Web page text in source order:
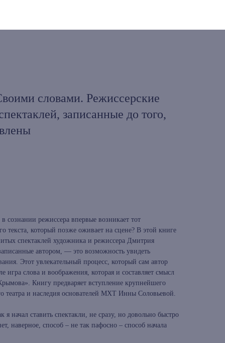
словами. Режиссерские
записанные до того,
сознании режиссера впервые возникает тот
текста, который позже оживает на сцене? В этой книге
спектаклей художника и режиссера Дмитрия
автором, — это возможность увидеть
Этот увлекательный процесс, который сам автор
игра слова и воображения, которая и составляет смысл
Книгу предваряет вступление крупнейшего
театра и наследия основателей МХТ Инны Соловьевой.
я начал ставить спектакли, не сразу, но довольно быстро
наверное, способ – не так пафосно – способ начала